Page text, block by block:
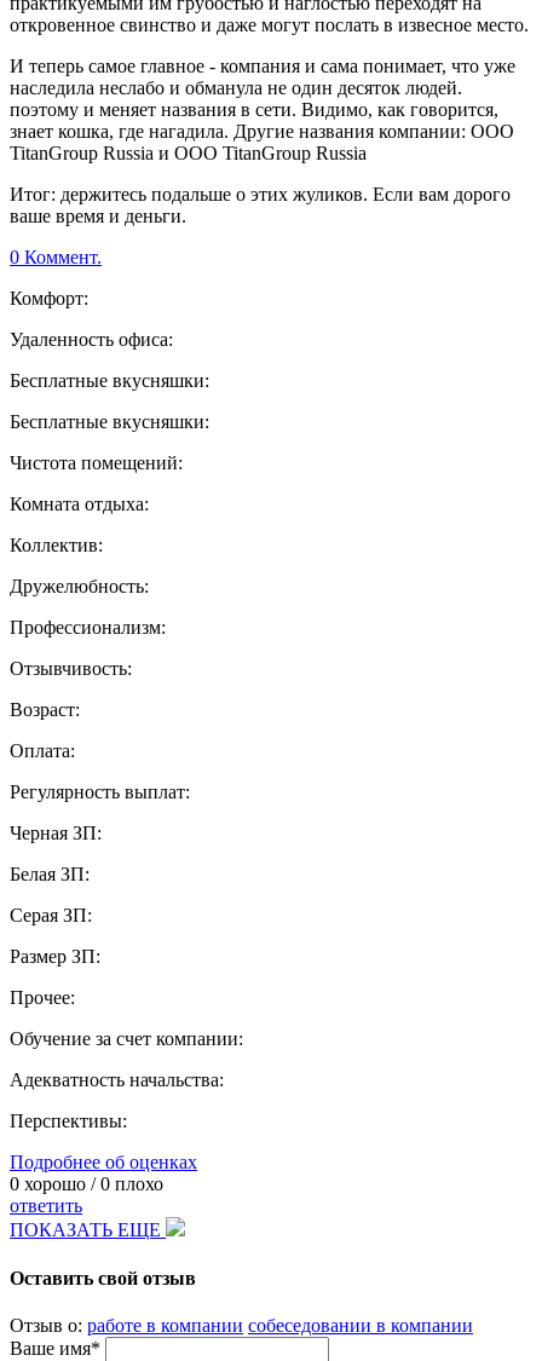
откровенное свинство и даже могут послать в извесное место.
И теперь самое главное - компания и сама понимает, что уже
наследила неслабо и обманула не один десяток людей.
поэтому и меняет названия в сети. Видимо, как говорится,
знает кошка, где нагадила. Другие названия компании: ООО
TitanGroup Russia и ООО TitanGroup Russia
Итог: держитесь подальше о этих жуликов. Если вам дорого
ваше время и деньги.
0 Коммент.
Комфорт:
Удаленность офиса:
Бесплатные вкусняшки:
Бесплатные вкусняшки:
Чистота помещений:
Комната отдыха:
Коллектив:
Дружелюбность:
Профессионализм:
Отзывчивость:
Возраст:
Оплата:
Регулярность выплат:
Черная ЗП:
Белая ЗП:
Серая ЗП:
Размер ЗП:
Прочее:
Обучение за счет компании:
Адекватность начальства:
Перспективы:
Подробнее об оценках
0 хорошо /0 плохо
ответить
ПОКАЗАТЬ ЕЩЕ
Оставить свой отзыв
Отзыв о: работе в компании собеседовании в компании
Ваше имя*